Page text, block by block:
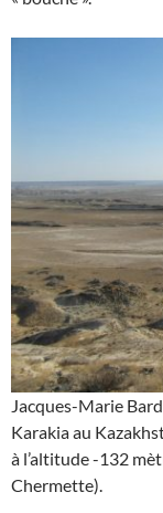
Jacques-Marie
Karakia au
à l’altitude -132
Chermette).